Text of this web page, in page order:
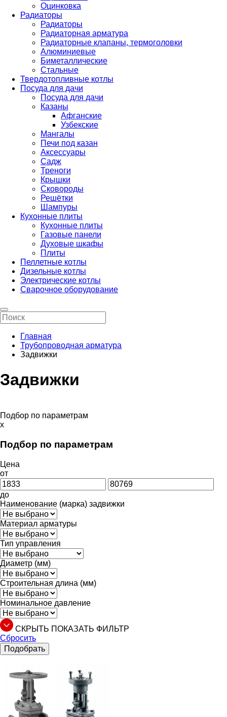
Оцинковка
Радиаторы
Радиаторы
Радиаторная арматура
Радиаторные клапаны, термоголовки
Алюминиевые
Биметаллические
Стальные
Твердотопливные котлы
Посуда для дачи
Посуда для дачи
Казаны
Афганские
Узбекские
Мангалы
Печи под казан
Аксессуары
Садж
Треноги
Крышки
Сковороды
Решётки
Шампуры
Кухонные плиты
Кухонные плиты
Газовые панели
Духовые шкафы
Плиты
Пеллетные котлы
Дизельные котлы
Электрические котлы
Сварочное оборудование
Главная
Трубопроводная арматура
Задвижки
Задвижки
Подбор по параметрам
x
Подбор по параметрам
Цена
от
до
Наименование (марка) задвижки
Материал арматуры
Тип управления
Диаметр (мм)
Строительная длина (мм)
Номинальное давление
СКРЫТЬ ПОКАЗАТЬ ФИЛЬТР
Сбросить
Подобрать